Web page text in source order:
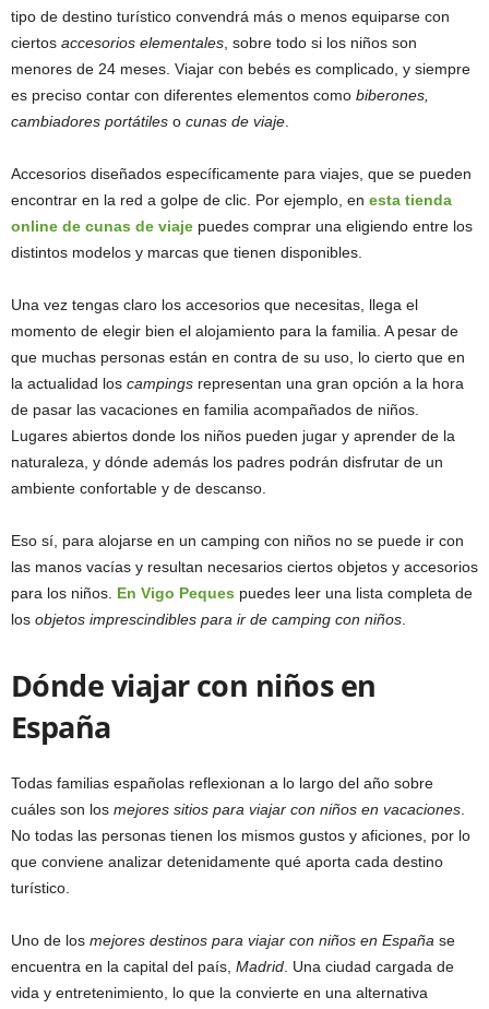
tipo de destino turístico convendrá más o menos equiparse con
ciertos accesorios elementales , sobre todo si los niños son
menores de 24 meses. Viajar con bebés es complicado, y siempre
es preciso contar con diferentes elementos como biberones,
cambiadores portátiles o cunas de viaje
Accesorios diseñados específicamente para viajes, que se pueden
encontrar en la red a golpe de clic. Por ejemplo, en esta tienda
online de cunas de viaje puedes comprar una eligiendo entre los
distintos modelos y marcas que tienen disponibles.
Una vez tengas claro los accesorios que necesitas, llega el
momento de elegir bien el alojamiento para la familia. A pesar de
que muchas personas están en contra de su uso, lo cierto que en
la actualidad los campings representan una gran opción a la hora
de pasar las vacaciones en familia acompañados de niños.
Lugares abiertos donde los niños pueden jugar y aprender de la
naturaleza, y dónde además los padres podrán disfrutar de un
ambiente confortable y de descanso.
Eso sí, para alojarse en un camping con niños no se puede ir con
las manos vacías y resultan necesarios ciertos objetos y accesorios
para los niños. En Vigo Peques puedes leer una lista completa de
los objetos imprescindibles para ir de camping con niños
Dónde viajar con niños en
España
Todas familias españolas reflexionan a lo largo del año sobre
cuáles son los mejores sitios para viajar con niños en vacaciones
No todas las personas tienen los mismos gustos y aficiones, por lo
que conviene analizar detenidamente qué aporta cada destino
turístico.
Uno de los mejores destinos para viajar con niños en España se
encuentra en la capital del país, Madrid . Una ciudad cargada de
vida y entretenimiento, lo que la convierte en una alternativa